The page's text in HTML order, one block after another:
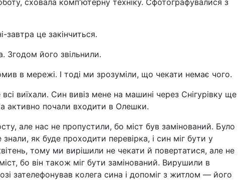
сховала комп'ютерну техніку. Сфотографувалися з
це закінчиться.
Згодом його звільнили.
в мережі. І тоді ми зрозуміли, що чекати немає чого.
виїхали. Син вивіз мене на машині через Снігурівку ще
активно почали входити в Олешки.
але нас не пропустили, бо міст був замінований. Було
як буде проходити перевірка, і син міг бути у
тому ми вирішили не чекати й повертатися, але не
бо він також міг бути замінований. Вирушили в
зателефонував колега сина і допоміг з житлом — його